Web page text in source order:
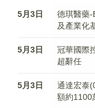
5月3日
德琪醫藥-
及產業化
5月3日
冠華國際
超辭任
5月3日
通達宏泰
額約1100